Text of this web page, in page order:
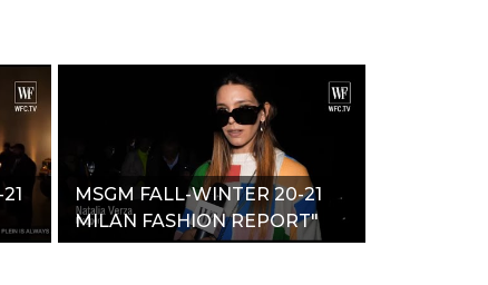
MSGM FALL-WINTER 20-21
MILAN FASHION REPORT"